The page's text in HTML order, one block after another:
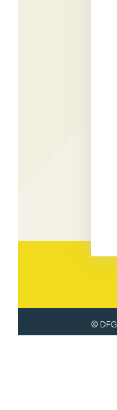
© DFG